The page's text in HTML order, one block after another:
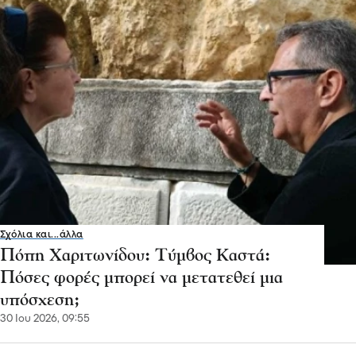
Σχόλια και...άλλα
Πόπη Χαριτωνίδου: Τύμβος Καστά:
Πόσες φορές μπορεί να μετατεθεί μια
υπόσχεση;
30 Ιου 2026, 09:55